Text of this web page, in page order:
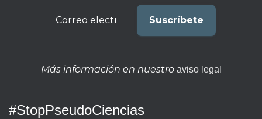
Más información en nuestro aviso legal
#StopPseudoCiencias